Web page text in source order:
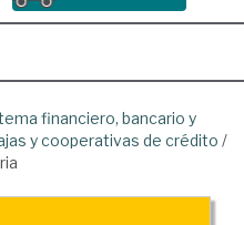
financiero, bancario y
y cooperativas de crédito /